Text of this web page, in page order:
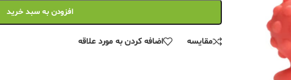
افزودن به سبد خرید
مقایسه اضافه کردن به مورد علاقه